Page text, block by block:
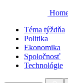
Téma týždňa
Politika
Ekonomika
Spoločnosť
Technológie